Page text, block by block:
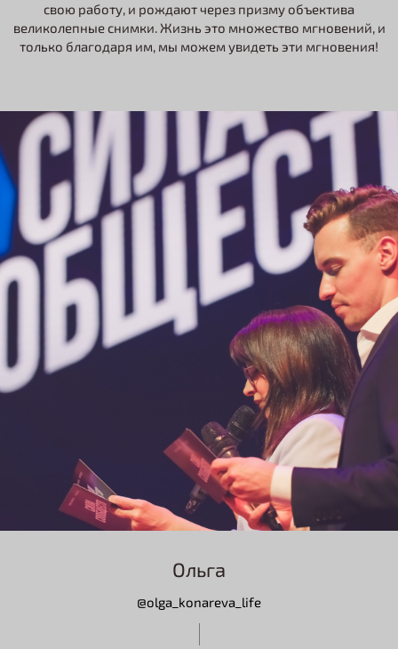
свою работу, и рождают через призму объектива
великолепные снимки. Жизнь это множество мгновений, и
только благодаря им, мы можем увидеть эти мгновения!
Ольга
@olga_konareva_life